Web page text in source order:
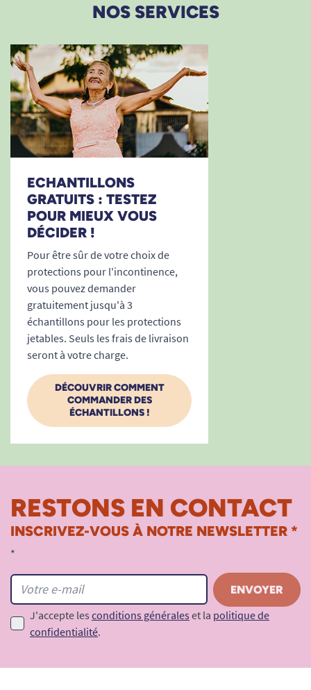
NOS SERVICES
ECHANTILLONS
GRATUITS : TESTEZ
POUR MIEUX VOUS
DÉCIDER !
Pour être sûr de votre choix de
protections pour l'incontinence,
vous pouvez demander
gratuitement jusqu'à 3
échantillons pour les protections
jetables. Seuls les frais de livraison
seront à votre charge.
DÉCOUVRIR COMMENT
COMMANDER DES
ÉCHANTILLONS !
RESTONS EN CONTACT
INSCRIVEZ-VOUS À NOTRE NEWSLETTER *
*
J'accepte les conditions générales et la politique de
confidentialité.